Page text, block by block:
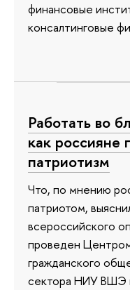
финансовые
консалтинговые
Работать во
как россияне
патриотизм
Что, по мнению
патриотом,
всероссийского
проведен
гражданского
сектора НИУ ВШЭ